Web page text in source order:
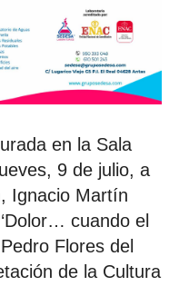
en la Sala
9 de julio, a
Ignacio Martín
cuando el
Flores del
de la Cultura